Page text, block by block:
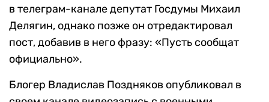
в телеграм-канале депутат Госдумы Михаил
Делягин, однако позже он отредактировал
пост, добавив в него фразу: «Пусть сообщат
официально».
Блогер Владислав Поздняков опубликовал в